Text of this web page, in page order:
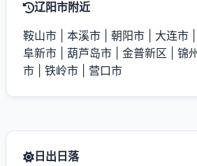
辽阳市附近
鞍山市 本溪市 朝阳市 大连市
阜新市
葫芦岛市 金普新区 锦
市
铁岭市 营口市
日出日落